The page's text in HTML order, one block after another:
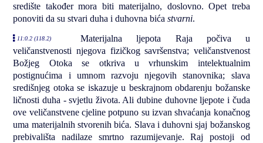
središte također mora biti materijalno, doslovno. Opet treba
ponoviti da su stvari duha i duhovna bićastvarni.
11:0.2 (118.2)
Materijalna ljepota Raja počiva u
veličanstvenosti njegova fizičkog savršenstva; veličanstvenost
Božjeg Otoka se otkriva u vrhunskim intelektualnim
postignućima i umnom razvoju njegovih stanovnika; slava
središnjeg otoka se iskazuje u beskrajnom obdarenju božanske
ličnosti duha - svjetlu života. Ali dubine duhovne ljepote i čuda
ove veličanstvene cjeline potpuno su izvan shvaćanja konačnog
uma materijalnih stvorenih bića. Slava i duhovni sjaj božanskog
prebivališta nadilaze smrtno razumijevanje. Raj postoji od